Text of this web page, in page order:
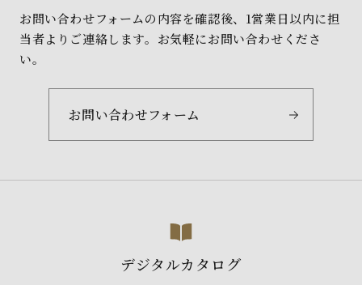
お問い合わせフォームの内容を確認後、1営業日以内に担
当者よりご連絡します。お気軽にお問い合わせくださ
い。
お問い合わせフォーム
デジタルカタログ